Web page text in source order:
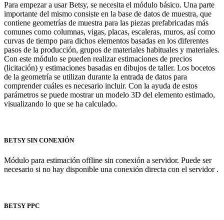
Para empezar a usar Betsy, se necesita el módulo básico. Una parte
importante del mismo consiste en la base de datos de muestra, que
contiene geometrías de muestra para las piezas prefabricadas más
comunes como columnas, vigas, placas, escaleras, muros, así como
curvas de tiempo para dichos elementos basadas en los diferentes
pasos de la producción, grupos de materiales habituales y materiales.
Con este módulo se pueden realizar estimaciones de precios
(licitación) y estimaciones basadas en dibujos de taller. Los bocetos
de la geometría se utilizan durante la entrada de datos para
comprender cuáles es necesario incluir. Con la ayuda de estos
parámetros se puede mostrar un modelo 3D del elemento estimado,
visualizando lo que se ha calculado.
BETSY SIN CONEXIÓN
Módulo para estimación offline sin conexión a servidor. Puede ser
necesario si no hay disponible una conexión directa con el servidor .
BETSY PPC